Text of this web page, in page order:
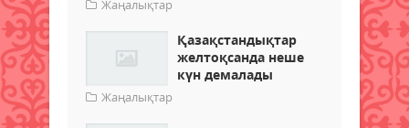
Жаңалықтар
Қазақстандықтар
желтоқсанда неше
күн демалады
Жаңалықтар